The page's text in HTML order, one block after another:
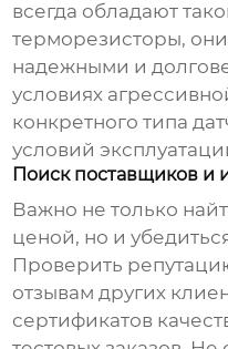
всегда обладают
терморезисторы, они
надежными и
условиях
конкретного типа
условий
Поиск поставщиков и
Важно не только
ценой, но и
Проверить
отзывам других
сертификатов